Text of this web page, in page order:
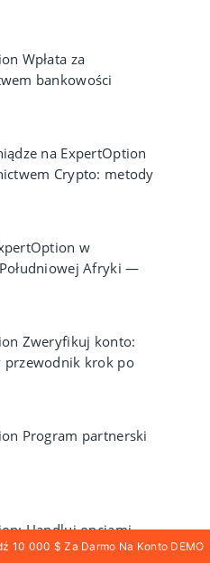
Wpłata za
bankowości
metody i
na ExpertOption
Crypto: metody
w
Afryki —
Skrill, Neteller,
Zweryfikuj konto:
przewodnik krok po
weryfikacji
Program partnerski
Handluj opcjami
wypłacaj pieniądze
10 000 $ Za Darmo Na Konto DEMO